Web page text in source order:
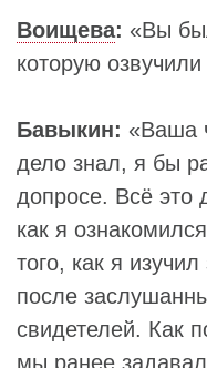
Воищева: «Вы
которую
Бавыкин: «Ваша
дело знал, я бы
допросе. Всё это
как я
того, как я
после
свидетелей. Как
мы ранее